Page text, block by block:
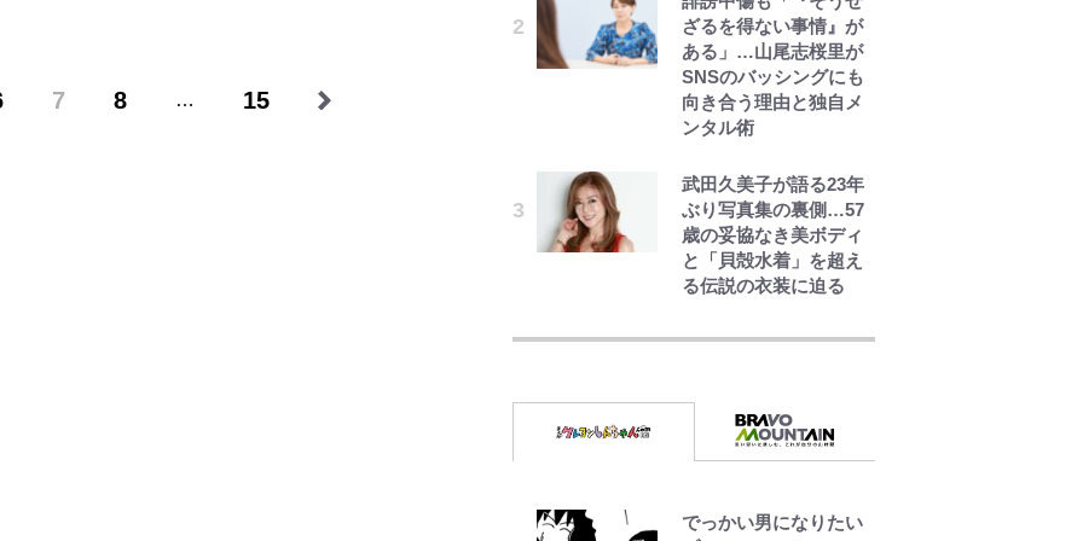
7 8 … 15
「意味深な表紙連
載」 「神」エネルの
月での展開に、元王下
七武海の謎めいた過去
も…
ざるを得ない事情』が
ある」…山尾志桜里が
SNSのバッシングにも
向き合う理由と独自メ
ンタル術
武田久美子が語る23年
ぶり写真集の裏側…57
歳の妥協なき美ボディ
と「貝殻水着」を超え
る伝説の衣装に迫る
1回
第3回 出版までの道の
り・その2
レビュー『仮面家族』
でっかい男になりたい